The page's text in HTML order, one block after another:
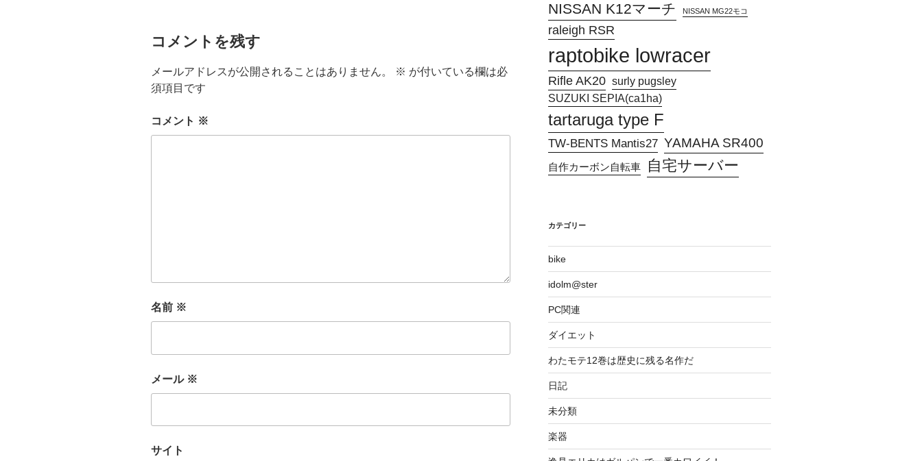
コメントを残す
メールアドレスが公開されることはありません。 ※ が付いている欄は必
須項目です
コメント ※
名前 ※
メール ※
サイト
NISSAN K12マーチ NISSAN MG22モコ
raleigh RSR
raptobike lowracer
Rifle AK20 surly pugsley
SUZUKI SEPIA(ca1ha)
tartaruga type F
TW-BENTS Mantis27 YAMAHA SR400
自作カーボン自転車 自宅サーバー
カテゴリー
bike
idolm@ster
PC関連
ダイエット
わたモテ12巻は歴史に残る名作だ
日記
未分類
楽器